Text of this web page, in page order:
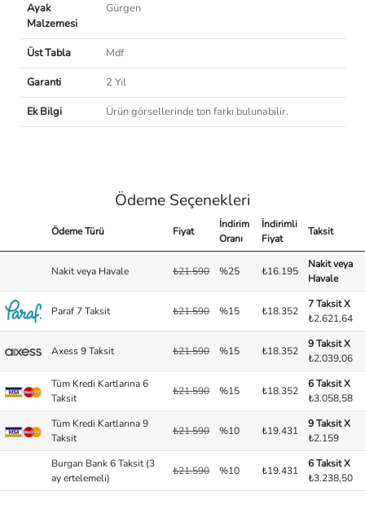
Ayak
Malzemesi
Gürgen
Üst Tabla
Mdf
Garanti
2 Yıl
Ek Bilgi
Ürün görsellerinde ton farkı bulunabilir.
Ödeme Seçenekleri
Ödeme Türü Fiyat
İndirim
Oranı
İndirimli
Fiyat
Taksit
Nakit veya Havale ₺21.590 %25 ₺16.195
Nakit veya
Havale
Paraf 7 Taksit ₺21.590 %15 ₺18.352
7 Taksit X
₺2.621,64
Axess 9 Taksit ₺21.590 %15 ₺18.352
9 Taksit X
₺2.039,06
Tüm Kredi Kartlarına 6
Taksit
₺21.590 %15 ₺18.352
6 Taksit X
₺3.058,58
Tüm Kredi Kartlarına 9
Taksit
₺21.590 %10 ₺19.431
9 Taksit X
₺2.159
Burgan Bank 6 Taksit (3
ay ertelemeli)
₺21.590 %10 ₺19.431
6 Taksit X
₺3.238,50